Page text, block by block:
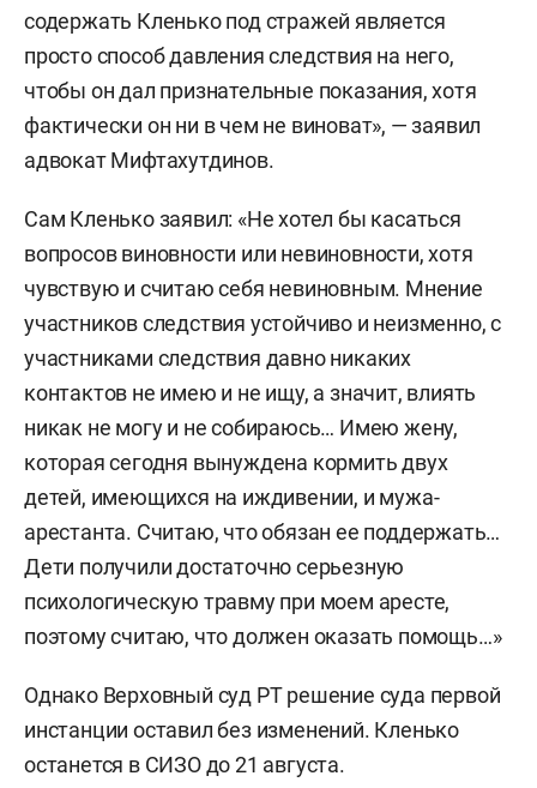
содержать Кленько под стражей является
просто способ давления следствия на него,
чтобы он дал признательные показания, хотя
фактически он ни в чем не виноват», — заявил
адвокат Мифтахутдинов.
Сам Кленько заявил: «Не хотел бы касаться
вопросов виновности или невиновности, хотя
чувствую и считаю себя невиновным. Мнение
участников следствия устойчиво и неизменно, с
участниками следствия давно никаких
контактов не имею и не ищу, а значит, влиять
никак не могу и не собираюсь… Имею жену,
которая сегодня вынуждена кормить двух
детей, имеющихся на иждивении, и мужа-
арестанта. Считаю, что обязан ее поддержать…
Дети получили достаточно серьезную
психологическую травму при моем аресте,
поэтому считаю, что должен оказать помощь…»
Однако Верховный суд РТ решение суда первой
инстанции оставил без изменений. Кленько
останется в СИЗО до 21 августа.